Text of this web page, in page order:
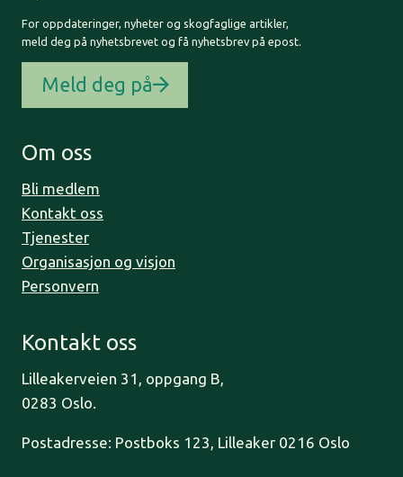
For oppdateringer, nyheter og skogfaglige artikler,
meld deg på nyhetsbrevet og få nyhetsbrev på epost.
Meld deg på
Om oss
Bli medlem
Kontakt oss
Tjenester
Organisasjon og visjon
Personvern
Kontakt oss
Lilleakerveien 31, oppgang B,
0283 Oslo.
Postadresse: Postboks 123, Lilleaker 0216 Oslo